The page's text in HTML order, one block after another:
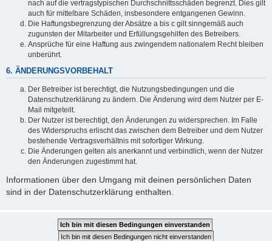
nach auf die vertragstypischen Durchschnittsschäden begrenzt. Dies gilt
auch für mittelbare Schäden, insbesondere entgangenen Gewinn.
Die Haftungsbegrenzung der Absätze a bis c gilt sinngemäß auch
zugunsten der Mitarbeiter und Erfüllungsgehilfen des Betreibers.
Ansprüche für eine Haftung aus zwingendem nationalem Recht bleiben
unberührt.
6. ÄNDERUNGSVORBEHALT
Der Betreiber ist berechtigt, die Nutzungsbedingungen und die
Datenschutzerklärung zu ändern. Die Änderung wird dem Nutzer per E-
Mail mitgeteilt.
Der Nutzer ist berechtigt, den Änderungen zu widersprechen. Im Falle
des Widerspruchs erlischt das zwischen dem Betreiber und dem Nutzer
bestehende Vertragsverhältnis mit sofortiger Wirkung.
Die Änderungen gelten als anerkannt und verbindlich, wenn der Nutzer
den Änderungen zugestimmt hat.
Informationen über den Umgang mit deinen persönlichen Daten
sind in der Datenschutzerklärung enthalten.